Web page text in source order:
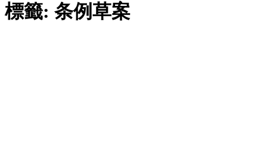
標籤: 条例草案